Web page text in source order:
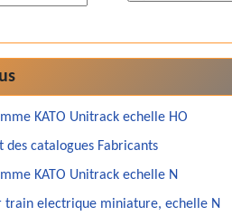
KATO Unitrack echelle HO
catalogues Fabricants
KATO Unitrack echelle N
train electrique miniature, echelle N